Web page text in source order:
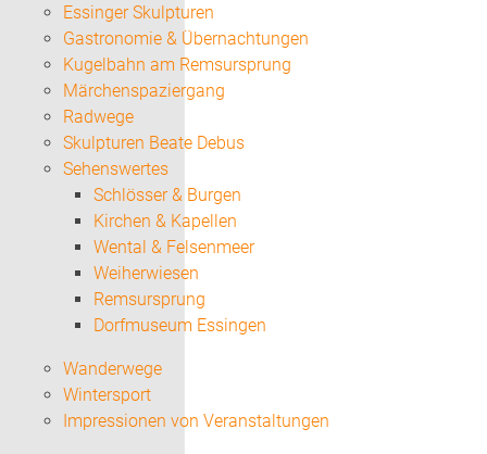
Essinger Skulpturen
Gastronomie & Übernachtungen
Kugelbahn am Remsursprung
Märchenspaziergang
Radwege
Skulpturen Beate Debus
Sehenswertes
Schlösser & Burgen
Kirchen & Kapellen
Wental & Felsenmeer
Weiherwiesen
Remsursprung
Dorfmuseum Essingen
Wanderwege
Wintersport
Impressionen von Veranstaltungen